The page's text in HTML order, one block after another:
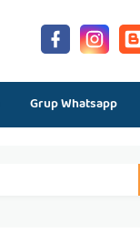
Grup Whatsapp